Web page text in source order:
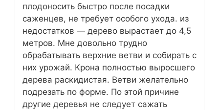
плодоносить быстро после посадки
саженцев, не требует особого ухода. из
недостатков — дерево вырастает до 4,5
метров. Мне довольно трудно
обрабатывать верхние ветви и собирать с
них урожай. Крона полностью выросшего
дерева раскидистая. Ветви желательно
подрезать по форме. По этой причине
другие деревья не следует сажать